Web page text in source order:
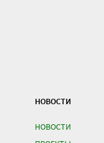
НОВОСТИ
НОВОСТИ